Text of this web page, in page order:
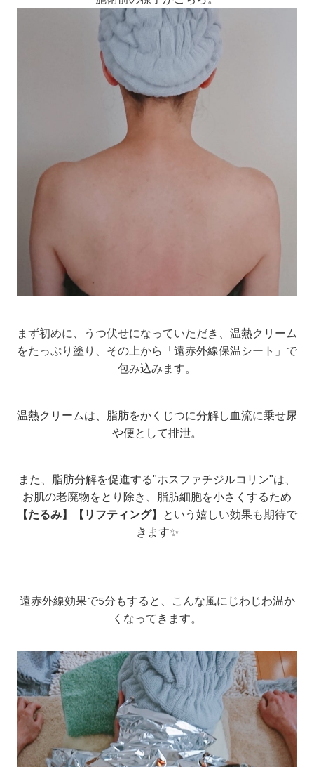
まず初めに、うつ伏せになっていただき、温熱クリーム
をたっぷり塗り、その上から「遠赤外線保温シート」で
包み込みます。
温熱クリームは、脂肪をかくじつに分解し血流に乗せ尿
や便として排泄。
また、脂肪分解を促進する"ホスファチジルコリン"は、
お肌の老廃物をとり除き、脂肪細胞を小さくするため
【たるみ】【リフティング】
という嬉しい効果も期待で
きます✨
遠赤外線効果で5分もすると、こんな風にじわじわ温か
くなってきます。